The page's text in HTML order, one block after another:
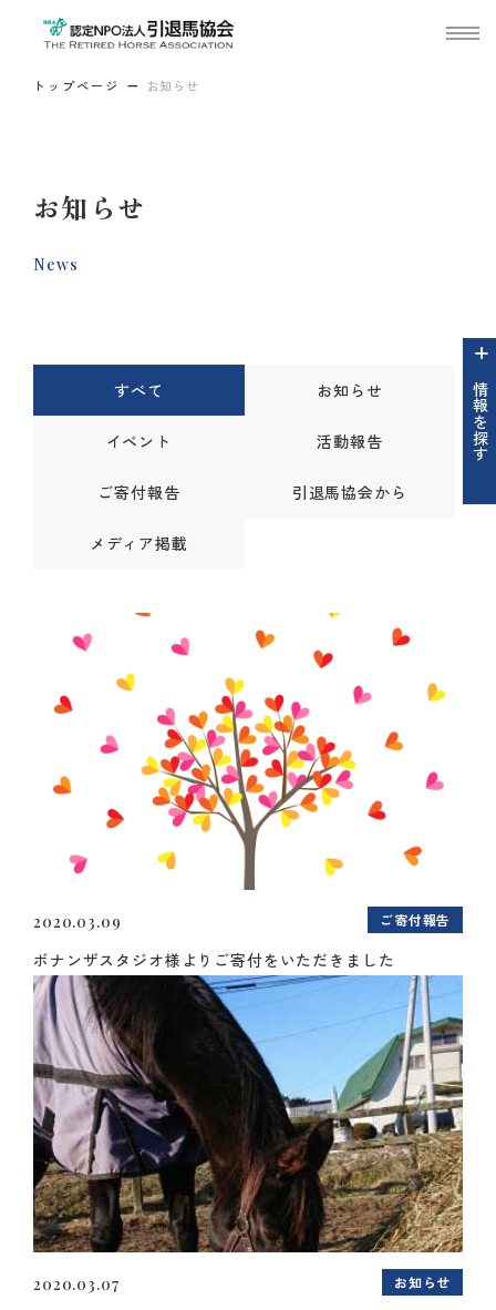
トップページ お知らせ
お知らせ
News
情報を探す
すべて お知らせ
イベント 活動報告
ご寄付報告 引退馬協会から
メディア掲載
2020.03.09 ご寄付報告
ボナンザスタジオ様よりご寄付をいただきました
2020.03.07 お知らせ